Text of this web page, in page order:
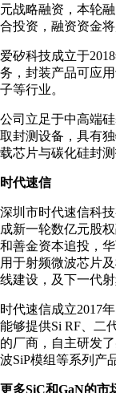
元战略融资，本轮
合投资，融资资金
爱矽科技成立于
务，封装产品可应
子等行业。
公司立足于中高端
取封测设备，具有
载芯片与碳化硅封
时代速信
深圳市时代速信科
成新一轮数亿元股
和善金资本追投，
用于射频微波芯片
线建设，及下一代
时代速信成立2017
能够提供Si RF、二
的厂商，自主研发
波SiP模组等系列产
更多SiC和GaN的市